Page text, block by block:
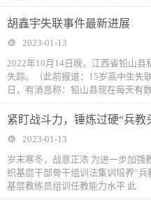
胡鑫宇失联事件最新进展
2023-01-13
2022年10月14日晚，江西省铅山
失踪。（此前报道：15岁高中生失
日，有消息称：铅山县现在每天有
紧盯战斗力，锤炼过硬“兵教
2023-01-13
岁末寒冬，战意正浓 为进一步加强
织基层干部骨干组训法集训培养“
基层教练员组训任教能力水平 此